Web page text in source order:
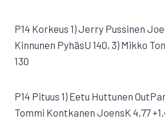
P14 Korkeus 1) Jerry Pussinen
Kinnunen PyhäsU 140, 3) Mikko
130
P14 Pituus 1) Eetu Huttunen OutPar
Tommi Kontkanen JoensK 4,77